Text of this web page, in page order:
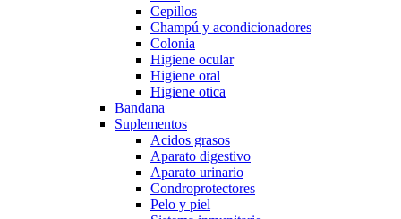
Cepillos
Champú y acondicionadores
Colonia
Higiene ocular
Higiene oral
Higiene otica
Bandana
Suplementos
Acidos grasos
Aparato digestivo
Aparato urinario
Condroprotectores
Pelo y piel